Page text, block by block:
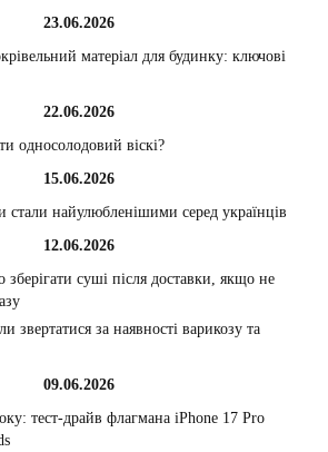
23.06.2026
матеріал для будинку: ключові
22.06.2026
односолодовий віскі?
15.06.2026
стали найулюбленішими серед українців
12.06.2026
зберігати суші після доставки, якщо не
звертатися за наявності варикозу та
09.06.2026
тест-драйв флагмана iPhone 17 Pro